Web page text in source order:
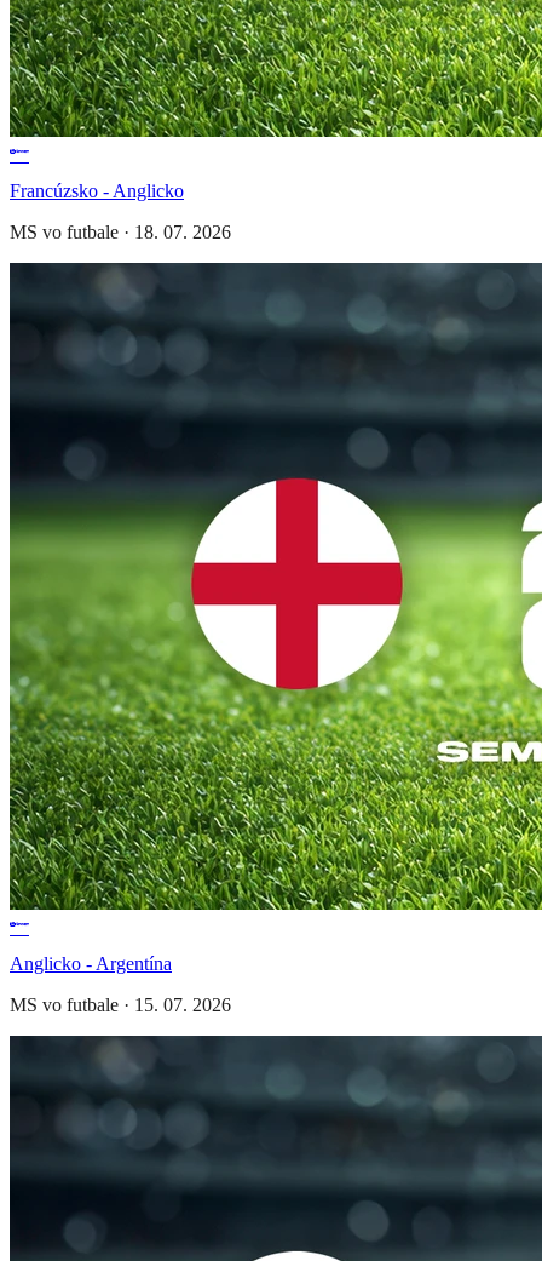
Francúzsko - Anglicko
MS vo futbale · 18. 07. 2026
Anglicko - Argentína
MS vo futbale · 15. 07. 2026